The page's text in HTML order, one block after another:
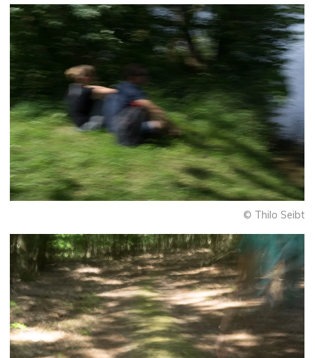
© Thilo Seibt